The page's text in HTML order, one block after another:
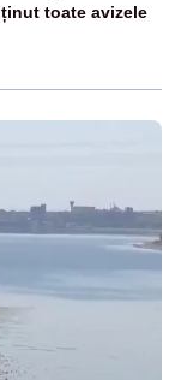
toate avizele